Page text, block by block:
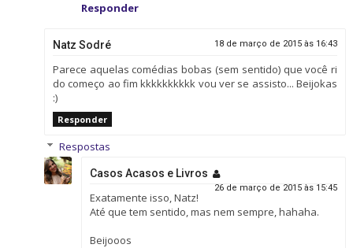
Responder
Natz Sodré 18 de março de 2015 às 16:43
Parece aquelas comédias bobas (sem sentido) que você ri
do começo ao fim kkkkkkkkkk vou ver se assisto... Beijokas
:)
Responder
Respostas
Casos Acasos e Livros
26 de março de 2015 às 15:45
Exatamente isso, Natz!
Até que tem sentido, mas nem sempre, hahaha.
Beijooos